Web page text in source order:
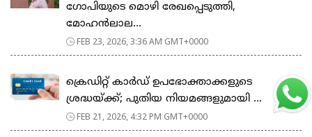
ഗോപിയുടെ മൊഴി രേഖപ്പെടുത്തി,
മോഹൻലാല...
FEB 23, 2026, 3:36 AM GMT+0000
ക്രെഡിറ്റ് കാർഡ് ഉപഭോക്താക്കളുടെ
ശ്രദ്ധയ്ക്ക്; പുതിയ നിയമങ്ങളുമായി ...
FEB 21, 2026, 4:32 PM GMT+0000